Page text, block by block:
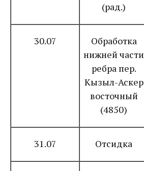
(рад.)
30.07
Обработка
нижней части
ребра пер.
Кызыл-Аскер
восточный
(4850)
31.07 Отсидка